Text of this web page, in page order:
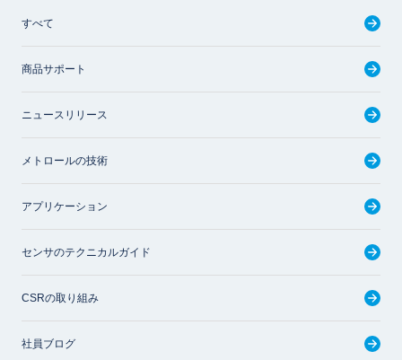
すべて
商品サポート
ニュースリリース
メトロールの技術
アプリケーション
センサのテクニカルガイド
CSRの取り組み
社員ブログ